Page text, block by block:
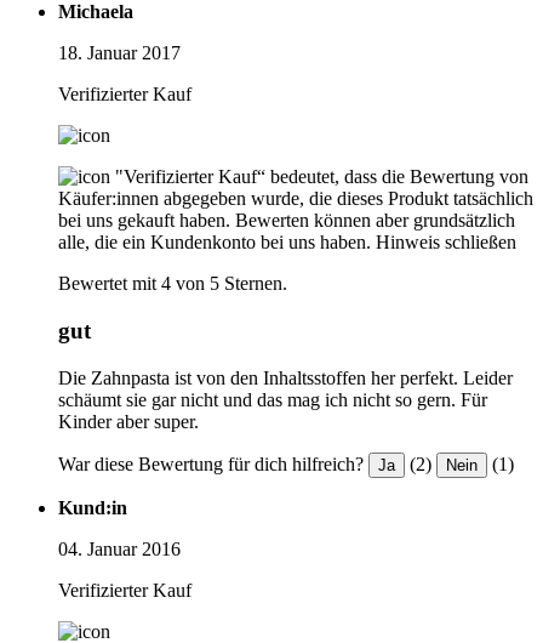
Michaela
18. Januar 2017
Verifizierter Kauf
"Verifizierter Kauf“ bedeutet, dass die Bewertung von
Käufer:innen abgegeben wurde, die dieses Produkt tatsächlich
bei uns gekauft haben. Bewerten können aber grundsätzlich
alle, die ein Kundenkonto bei uns haben. Hinweis schließen
Bewertet mit 4 von 5 Sternen.
gut
Die Zahnpasta ist von den Inhaltsstoffen her perfekt. Leider
schäumt sie gar nicht und das mag ich nicht so gern. Für
Kinder aber super.
War diese Bewertung für dich hilfreich? Ja (2) Nein (1)
Kund:in
04. Januar 2016
Verifizierter Kauf